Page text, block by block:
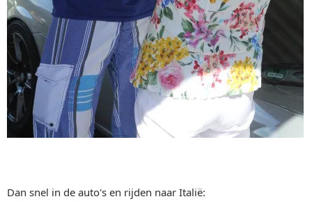
Dan snel in de auto's en rijden naar Italië: